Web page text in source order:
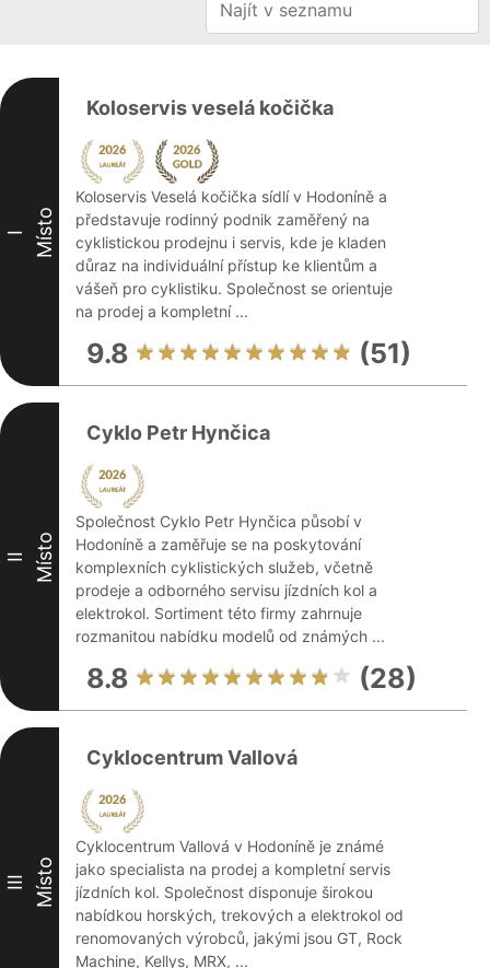
I Místo
Koloservis veselá kočička
Koloservis Veselá kočička sídlí v Hodoníně a
představuje rodinný podnik zaměřený na
cyklistickou prodejnu i servis, kde je kladen
důraz na individuální přístup ke klientům a
vášeň pro cyklistiku. Společnost se orientuje
na prodej a kompletní ...
9.8 (51)
II Místo
Cyklo Petr Hynčica
Společnost Cyklo Petr Hynčica působí v
Hodoníně a zaměřuje se na poskytování
komplexních cyklistických služeb, včetně
prodeje a odborného servisu jízdních kol a
elektrokol. Sortiment této firmy zahrnuje
rozmanitou nabídku modelů od známých ...
8.8 (28)
III Místo
Cyklocentrum Vallová
Cyklocentrum Vallová v Hodoníně je známé
jako specialista na prodej a kompletní servis
jízdních kol. Společnost disponuje širokou
nabídkou horských, trekových a elektrokol od
renomovaných výrobců, jakými jsou GT, Rock
Machine, Kellys, MRX, ...